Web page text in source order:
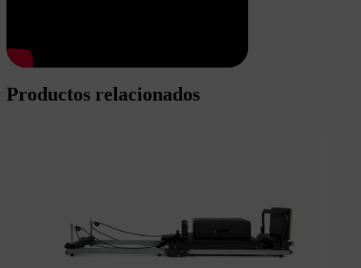
Productos relacionados